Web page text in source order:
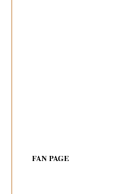
FAN PAGE